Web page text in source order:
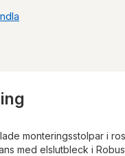
monteringsstolpar i
med elslutbleck i